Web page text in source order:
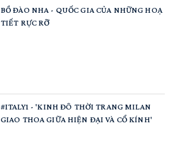
BỒ ĐÀO NHA - QUỐC GIA CỦA NHỮNG HOẠ
TIẾT RỰC RỠ
#ITALY1 - 'KINH ĐÔ THỜI TRANG MILAN
GIAO THOA GIỮA HIỆN ĐẠI VÀ CỔ KÍNH'